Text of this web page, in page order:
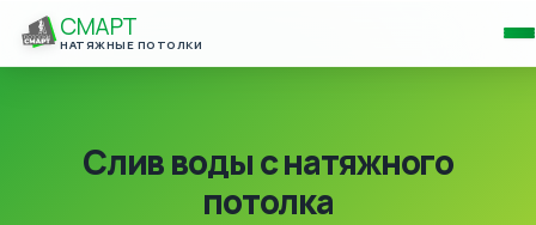
СМАРТ
НАТЯЖНЫЕ ПОТОЛКИ
Слив воды с натяжного
потолка